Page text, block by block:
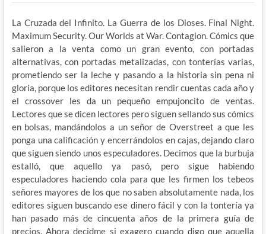
La Cruzada del Infinito. La Guerra de los Dioses. Final Night.
Maximum Security. Our Worlds at War. Contagion. Cómics que
salieron a la venta como un gran evento, con portadas
alternativas, con portadas metalizadas, con tonterías varias,
prometiendo ser la leche y pasando a la historia sin pena ni
gloria, porque los editores necesitan rendir cuentas cada año y
el crossover les da un pequeño empujoncito de ventas.
Lectores que se dicen lectores pero siguen sellando sus cómics
en bolsas, mandándolos a un señor de Overstreet a que les
ponga una calificación y encerrándolos en cajas, dejando claro
que siguen siendo unos especuladores. Decimos que la burbuja
estalló, que aquello ya pasó, pero sigue habiendo
especuladores haciendo cola para que les firmen los tebeos
señores mayores de los que no saben absolutamente nada, los
editores siguen buscando ese dinero fácil y con la tontería ya
han pasado más de cincuenta años de la primera guía de
precios. Ahora decidme si exagero cuando digo que aquella